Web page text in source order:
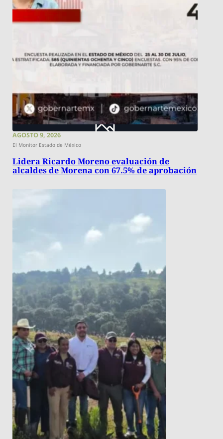
AGOSTO 9, 2026
El Monitor Estado de México
Lidera Ricardo Moreno evaluación de
alcaldes de Morena con 67.5% de aprobación